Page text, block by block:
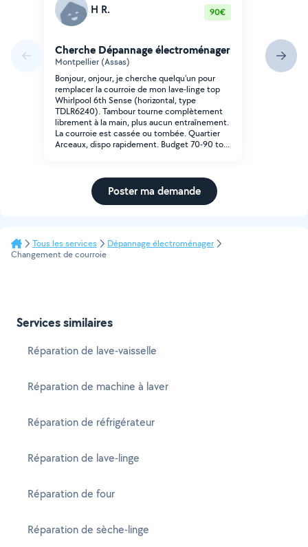
H R. 90€
Cherche Dépannage électroménager
Montpellier (Assas)
Bonjour, onjour, je cherche quelqu'un pour
remplacer la courroie de mon lave-linge top
Whirlpool 6th Sense (horizontal, type
TDLR6240). Tambour tourne complètement
librement à la main, plus aucun entraînement.
La courroie est cassée ou tombée. Quartier
Arceaux, dispo rapidement. Budget 70-90 to...
Poster ma demande
Tous les services
Dépannage électroménager
Changement de courroie
Services similaires
Réparation de lave-vaisselle
Réparation de machine à laver
Réparation de réfrigérateur
Réparation de lave-linge
Réparation de four
Réparation de sèche-linge